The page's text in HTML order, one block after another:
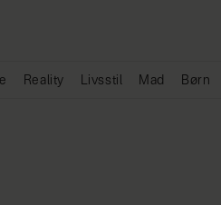
Reality Livsstil Mad Børn